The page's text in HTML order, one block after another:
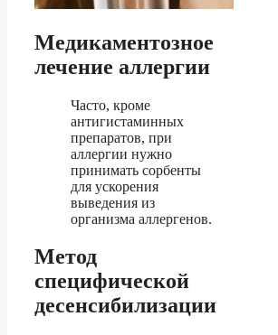
Медикаментозное
лечение аллергии
Часто, кроме
антигистаминных
препаратов, при
аллергии нужно
принимать сорбенты
для ускорения
выведения из
организма аллергенов.
Метод
специфической
десенсибилизации